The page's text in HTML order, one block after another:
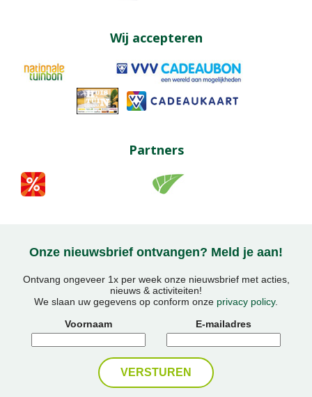
Wij accepteren
Partners
Onze nieuwsbrief ontvangen? Meld je aan!
Ontvang ongeveer 1x per week onze nieuwsbrief met acties,
nieuws & activiteiten!
We slaan uw gegevens op conform onze privacy policy.
Voornaam
E-mailadres